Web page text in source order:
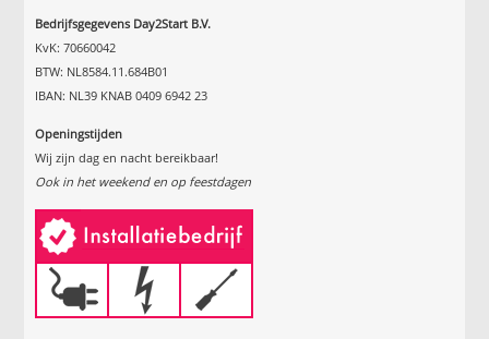
Bedrijfsgegevens Day2Start B.V.
KvK: 70660042
BTW: NL8584.11.684B01
IBAN: NL39 KNAB 0409 6942 23
Openingstijden
Wij zijn dag en nacht bereikbaar!
Ook in het weekend en op feestdagen